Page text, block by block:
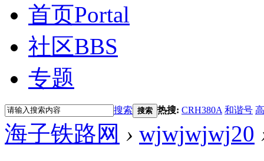
首页Portal
社区BBS
专题
搜索 搜索 热搜: CRH380A 和谐号
海子铁路网 › wjwjwjwj20